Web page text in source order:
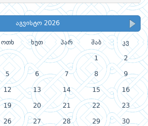
აგვისტო 2026
ოთხ ხუთ პარ შაბ კვ
1 2
5 6 7 8 9
12 13 14 15 16
19 20 21 22 23
26 27 28 29 30